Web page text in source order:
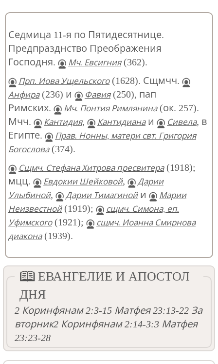
Седмица 11-я по Пятидесятнице.
Предпразднство Преображения
Господня.
Мч. Евсигния(362).
Прп. Иова Ущельского(1628). Сщмчч.
Анфира(236) и Фавия(250), пап
Римских.
Мч. Понтия Римлянина(ок. 257).
Мчч.
Кантидия, Кантидианаи Сивела, в
Египте.
Прав. Нонны, матери свт. Григория
Богослова(374).
Сщмч. Стефана Хитрова пресвитера(1918);
мцц.
Евдокии Шейковой,
Дарии
Улыбиной, Дарии Тимагинойи
Марии
Неизвестной(1919);
сщмч. Симона, еп.
Уфимского(1921);
сщмч. Иоанна Смирнова
диакона(1939).
ЕВАНГЕЛИЕ И АПОСТОЛ
ДНЯ
2 Коринфянам 2:3-15 Матфея 23:13-22 За
вторник2 Коринфянам 2:14-3:3 Матфея
23:23-28